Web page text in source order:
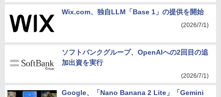
Wix.com、独自LLM「Base 1」の提供を開始
(2026/7/1)
ソフトバンクグループ、OpenAIへの2回目の追
加出資を実行
(2026/7/1)
Google、「Nano Banana 2 Lite」「Gemini